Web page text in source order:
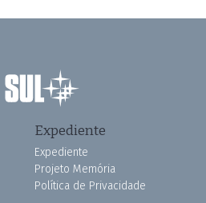
Expediente
Expediente
Projeto Memória
Política de Privacidade